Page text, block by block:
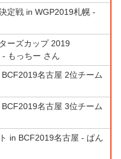
定戦 in WGP2019札幌 -
ーズカップ 2019
もっちー さん
BCF2019名古屋 2位チーム
BCF2019名古屋 3位チーム
in BCF2019名古屋 - ぱん